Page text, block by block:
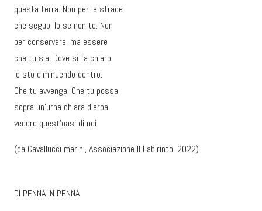
questa terra. Non per le strade
che seguo. Io se non te. Non
per conservare, ma essere
che tu sia. Dove si fa chiaro
io sto diminuendo dentro.
Che tu avvenga. Che tu possa
sopra un’urna chiara d’erba,
vedere quest’oasi di noi.
(da Cavallucci marini, Associazione Il Labirinto, 2022)
DI PENNA IN PENNA